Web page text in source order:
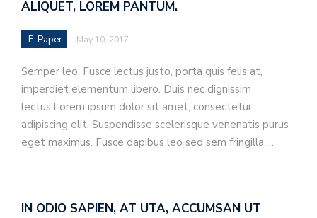
ALIQUET, LOREM PANTUM.
E-Paper May 10, 2017
Semper leo. Fusce lectus justo, porta quis felis at,
imperdiet elementum libero. Duis nec dignissim
lectus.Lorem ipsum dolor sit amet, consectetur
adipiscing elit. Suspendisse scelerisque venenatis purus
eget maximus. Fusce dapibus leo sed sem fringilla,…
IN ODIO SAPIEN, AT UTA, ACCUMSAN UT